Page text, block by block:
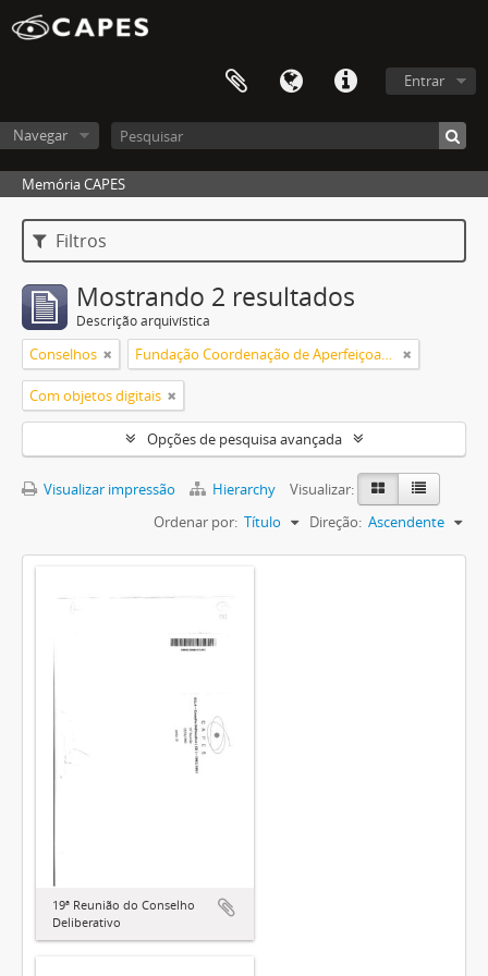
Entrar
Navegar
Memória CAPES
Filtros
Mostrando 2 resultados
Descrição arquivística
Conselhos Fundação Coordenação de Aperfeiçoamento de Pessoal de Nível Superior (CAPES)
Com objetos digitais
Opções de pesquisa avançada
Visualizar impressão Hierarchy
Visualizar:
Ordenar por: Título Direção: Ascendente
19ª Reunião do Conselho
Deliberativo